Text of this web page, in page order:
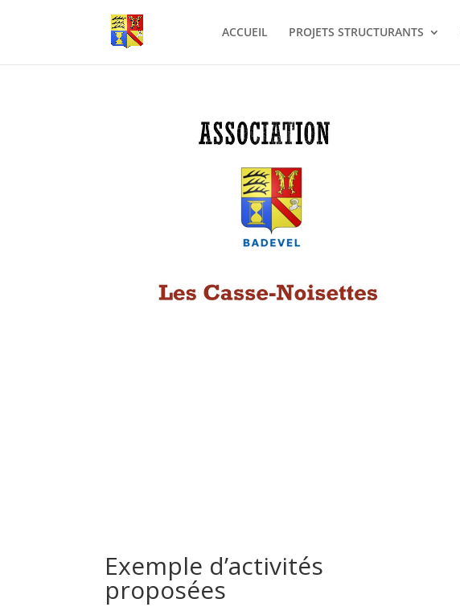
ACCUEIL PROJETS STRUCTURANTS
Exemple d’activités
proposées